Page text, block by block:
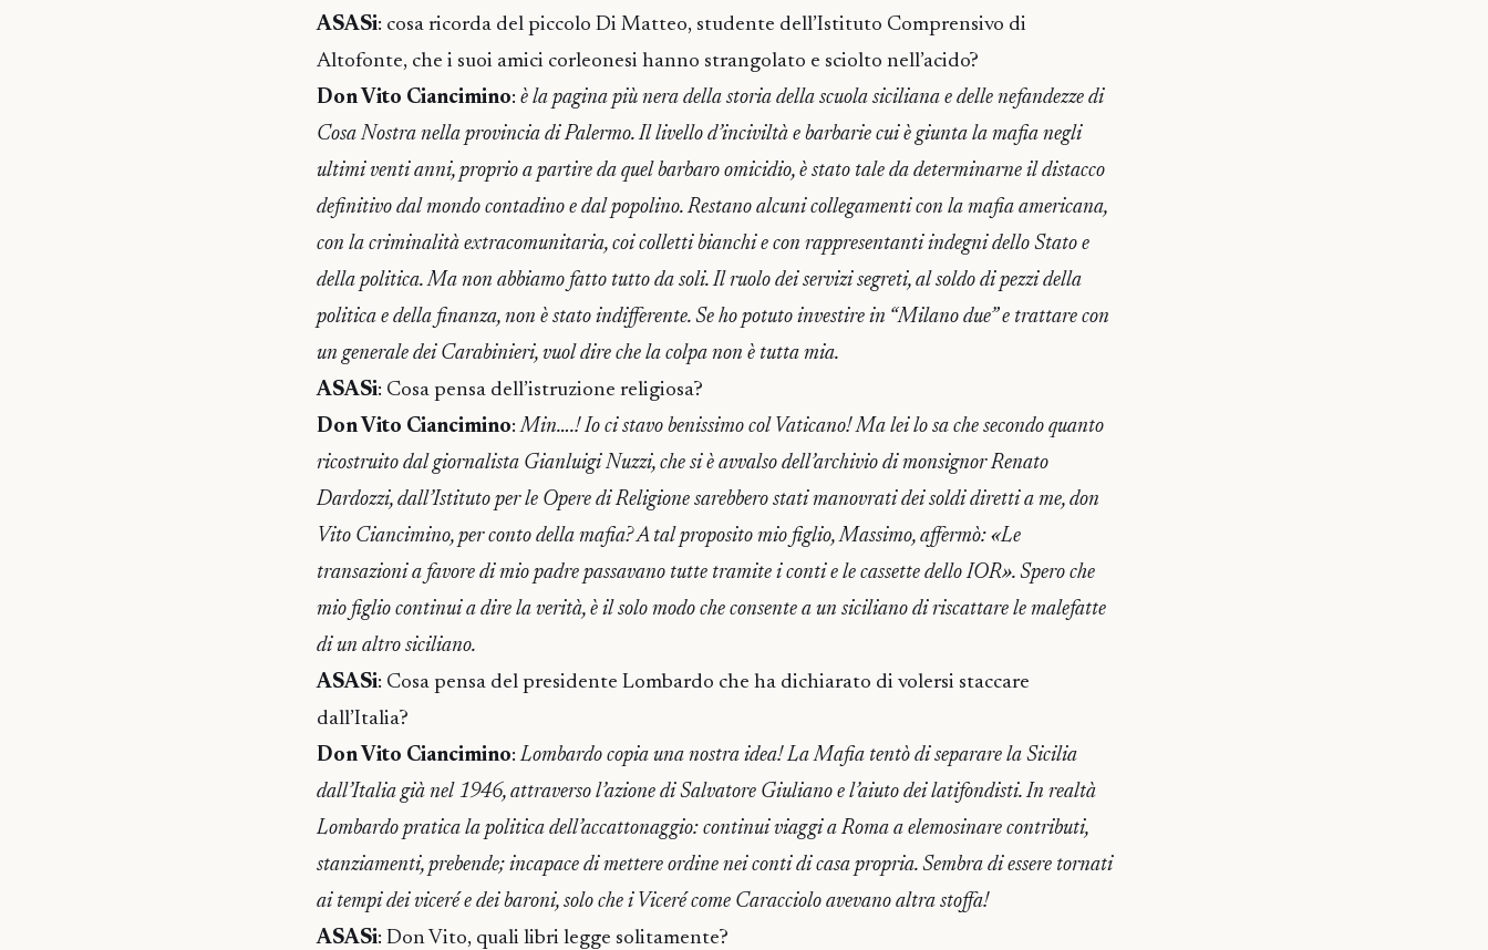
ASASi: cosa ricorda del piccolo Di Matteo, studente dell’Istituto Comprensivo di
Altofonte, che i suoi amici corleonesi hanno strangolato e sciolto nell’acido?
Don Vito Ciancimino: è la pagina più nera della storia della scuola siciliana e delle nefandezze di
Cosa Nostra nella provincia di Palermo. Il livello d’inciviltà e barbarie cui è giunta la mafia negli
ultimi venti anni, proprio a partire da quel barbaro omicidio, è stato tale da determinarne il distacco
definitivo dal mondo contadino e dal popolino. Restano alcuni collegamenti con la mafia americana,
con la criminalità extracomunitaria, coi colletti bianchi e con rappresentanti indegni dello Stato e
della politica. Ma non abbiamo fatto tutto da soli. Il ruolo dei servizi segreti, al soldo di pezzi della
politica e della finanza, non è stato indifferente. Se ho potuto investire in “Milano due” e trattare con
un generale dei Carabinieri, vuol dire che la colpa non è tutta mia.
ASASi: Cosa pensa dell’istruzione religiosa?
Don Vito Ciancimino:Min….! Io ci stavo benissimo col Vaticano! Ma lei lo sa che secondo quanto
ricostruito dal giornalista Gianluigi Nuzzi, che si è avvalso dell’archivio di monsignor Renato
Dardozzi, dall’Istituto per le Opere di Religione sarebbero stati manovrati dei soldi diretti a me, don
Vito Ciancimino, per conto della mafia? A tal proposito mio figlio, Massimo, affermò: «Le
transazioni a favore di mio padre passavano tutte tramite i conti e le cassette dello IOR». Spero che
mio figlio continui a dire la verità, è il solo modo che consente a un siciliano di riscattare le malefatte
di un altro siciliano.
ASASi: Cosa pensa del presidente Lombardo che ha dichiarato di volersi staccare
dall’Italia?
Don Vito Ciancimino:Lombardo copia una nostra idea! La Mafia tentò di separare la Sicilia
dall’Italia già nel 1946, attraverso l’azione di Salvatore Giuliano e l’aiuto dei latifondisti. In realtà
Lombardo pratica la politica dell’accattonaggio: continui viaggi a Roma a elemosinare contributi,
stanziamenti, prebende; incapace di mettere ordine nei conti di casa propria. Sembra di essere tornati
ai tempi dei viceré e dei baroni, solo che i Viceré come Caracciolo avevano altra stoffa!
ASASi: Don Vito, quali libri legge solitamente?